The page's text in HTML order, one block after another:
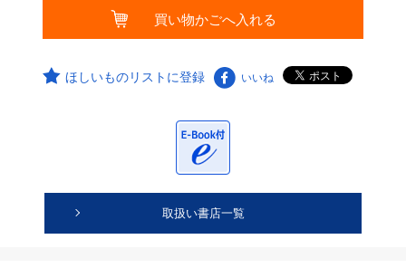
ほしいものリストに登録 いいね
取扱い書店一覧